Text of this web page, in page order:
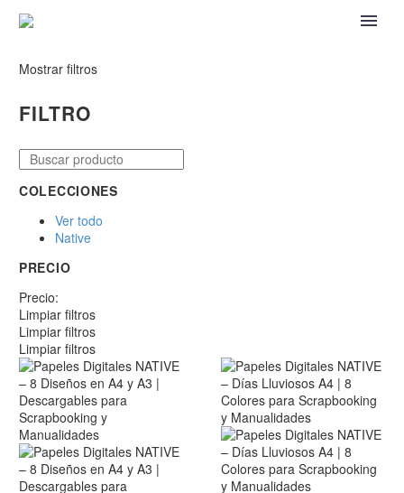
Mostrar filtros
FILTRO
COLECCIONES
Ver todo
Native
PRECIO
Precio:
Limpiar filtros
Limpiar filtros
Limpiar filtros